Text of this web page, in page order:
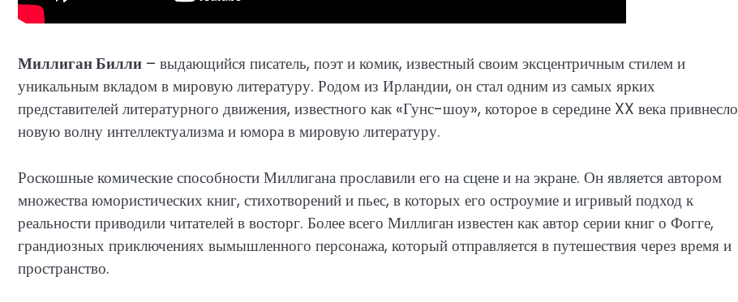
Миллиган Билли – выдающийся писатель, поэт и комик, известный своим эксцентричным стилем и
уникальным вкладом в мировую литературу. Родом из Ирландии, он стал одним из самых ярких
представителей литературного движения, известного как «Гунс-шоу», которое в середине XX века привнесло
новую волну интеллектуализма и юмора в мировую литературу.
Роскошные комические способности Миллигана прославили его на сцене и на экране. Он является автором
множества юмористических книг, стихотворений и пьес, в которых его остроумие и игривый подход к
реальности приводили читателей в восторг. Более всего Миллиган известен как автор серии книг о Фогге,
грандиозных приключениях вымышленного персонажа, который отправляется в путешествия через время и
пространство.